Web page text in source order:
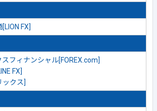
FX]
フィナンシャル[FOREX.com]
FX]
ックス]